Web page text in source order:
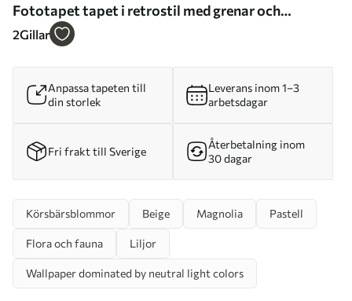
Fototapet tapet i retrostil med grenar och
blommor Nr. w02686
2Gillar
Anpassa tapeten till
din storlek
Leverans inom 1–3
arbetsdagar
Fri frakt till Sverige
Återbetalning inom
30 dagar
Körsbärsblommor Beige Magnolia Pastell
Flora och fauna Liljor
Wallpaper dominated by neutral light colors